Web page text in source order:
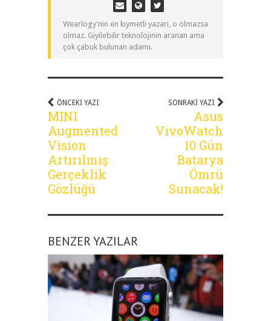
Wearlogy'nin en kıymetli yazarı, o olmazsa
olmaz. Giyilebilir teknolojinin aranan ama
çok çabuk bulunan adamı.
ÖNCEKI YAZI
MINI
Augmented
Vision
Artırılmış
Gerçeklik
Gözlüğü
SONRAKI YAZI
Asus
VivoWatch
10 Gün
Batarya
Ömrü
Sunacak!
BENZER YAZILAR